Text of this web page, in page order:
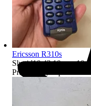
Ericsson R310s
Sluttid10:43 10 aug 10:43
Pris: